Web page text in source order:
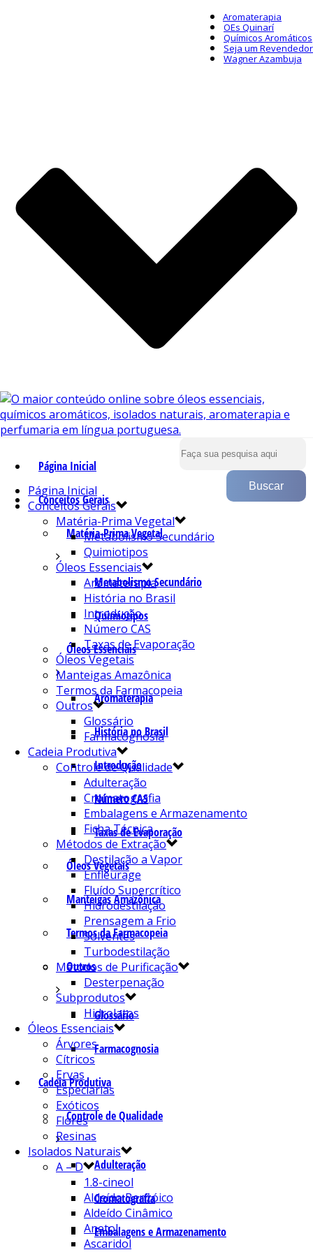
Aromaterapia
OEs Quinarí
Químicos Aromáticos
Seja um Revendedor
Wagner Azambuja
Página Inicial
Conceitos Gerais
Matéria-Prima Vegetal
Metabolismo Secundário
Quimiotipos
Óleos Essenciais
Aromaterapia
História no Brasil
Introdução
Número CAS
Taxas de Evaporação
Óleos Vegetais
Manteigas Amazônica
Termos da Farmacopeia
Outros
Glossário
Farmacognosia
Cadeia Produtiva
Controle de Qualidade
Adulteração
Cromatografia
Embalagens e Armazenamento
Página Inicial
Conceitos Gerais
Matéria-Prima Vegetal
Metabolismo Secundário
Quimiotipos
Óleos Essenciais
Aromaterapia
História no Brasil
Introdução
Número CAS
Taxas de Evaporação
Óleos Vegetais
Manteigas Amazônica
Termos da Farmacopeia
Outros
Glossário
Farmacognosia
Cadeia Produtiva
Controle de Qualidade
Adulteração
Cromatografia
Embalagens e Armazenamento
Ficha Técnica
Métodos de Extração
Destilação a Vapor
Enfleurage
Fluído Supercrítico
Hidrodestilação
Prensagem a Frio
Solventes
Turbodestilação
Métodos de Purificação
Desterpenação
Subprodutos
Hidrolatos
Óleos Essenciais
Árvores
Cítricos
Ervas
Especiarias
Exóticos
Flores
Resinas
Isolados Naturais
A – D
1.8-cineol
Aldeído Benzóico
Aldeído Cinâmico
Anetol
Ascaridol